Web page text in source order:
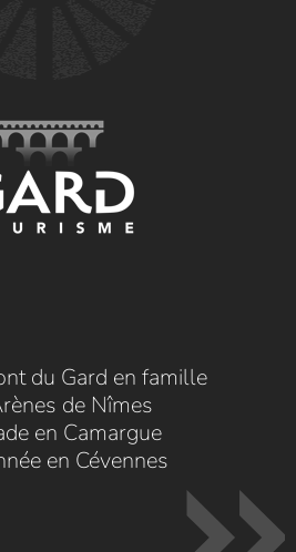
du Gard en famille
de Nîmes
en Camargue
en Cévennes